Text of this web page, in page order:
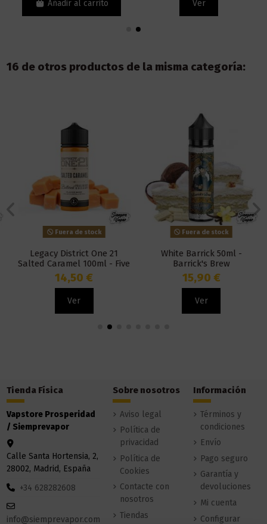
Añadir al carrito Ver
16 de otros productos de la misma categoría:
Fuera de stock
Legacy District One 21
Salted Caramel 100ml - Five
Pawns
14,50 €
Ver
Fuera de stock
White Barrick 50ml -
Barrick's Brew
15,90 €
Ver
Tienda Física
Vapstore Prosperidad
/ Siemprevapor
Calle Santa Hortensia, 2,
28002, Madrid, España
+34 628282608
info@siemprevapor.com
Sobre nosotros
Aviso legal
Política de
privacidad
Política de
Cookies
Contacte con
nosotros
Tiendas
Información
Términos y
condiciones
Envío
Pago seguro
Garantía y
devoluciones
Mi cuenta
Configurar